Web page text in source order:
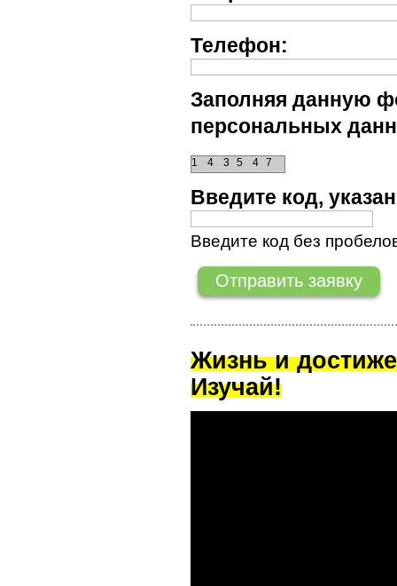
Телефон:
Заполняя данную
персональных
3
4
1 4
5 7
Введите код,
Введите код без
Жизнь и
Изучай!